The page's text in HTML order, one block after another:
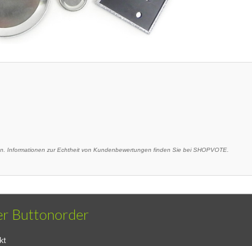
Informationen zur Echtheit von Kundenbewertungen finden Sie bei SHOPVOTE.
Buttonorder